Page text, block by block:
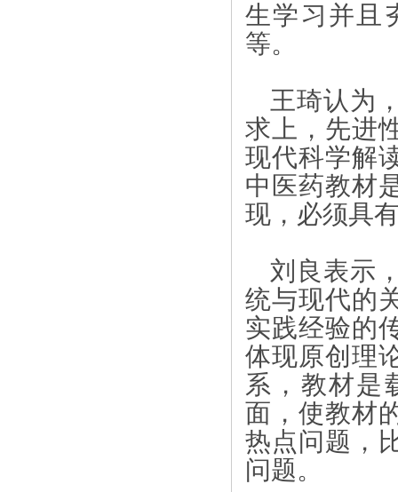
生学习并且
等。
王琦认为
求上，先进
现代科学解
中医药教材
现，必须具
刘良表示
统与现代的
实践经验的
体现原创理
系，教材是
面，使教材
热点问题，
问题。